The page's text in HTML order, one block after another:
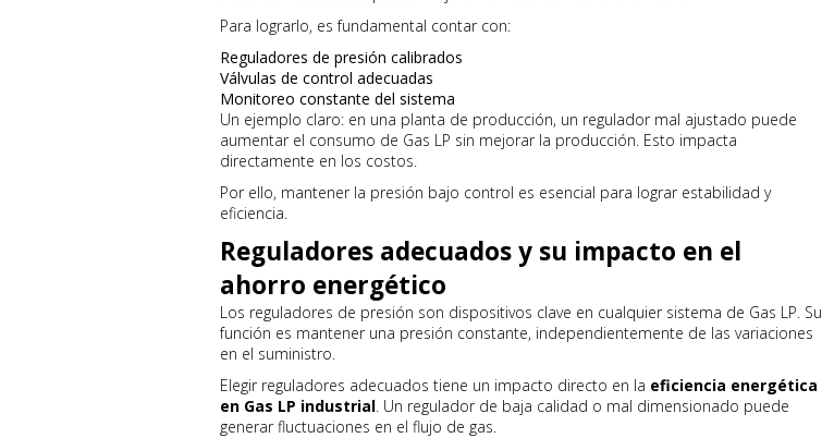
Para lograrlo, es fundamental contar con:
Reguladores de presión calibrados
Válvulas de control adecuadas
Monitoreo constante del sistema
Un ejemplo claro: en una planta de producción, un regulador mal ajustado puede
aumentar el consumo de Gas LP sin mejorar la producción. Esto impacta
directamente en los costos.
Por ello, mantener la presión bajo control es esencial para lograr estabilidad y
eficiencia.
Reguladores adecuados y su impacto en el
ahorro energético
Los reguladores de presión son dispositivos clave en cualquier sistema de Gas LP. Su
función es mantener una presión constante, independientemente de las variaciones
en el suministro.
Elegir reguladores adecuados tiene un impacto directo en la eficiencia energética
en Gas LP industrial. Un regulador de baja calidad o mal dimensionado puede
generar fluctuaciones en el flujo de gas.